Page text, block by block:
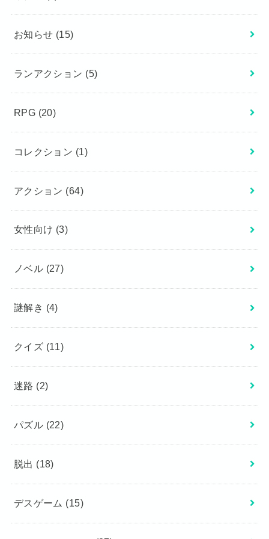
お知らせ (15)
ランアクション (5)
RPG (20)
コレクション (1)
アクション (64)
女性向け (3)
ノベル (27)
謎解き (4)
クイズ (11)
迷路 (2)
パズル (22)
脱出 (18)
デスゲーム (15)